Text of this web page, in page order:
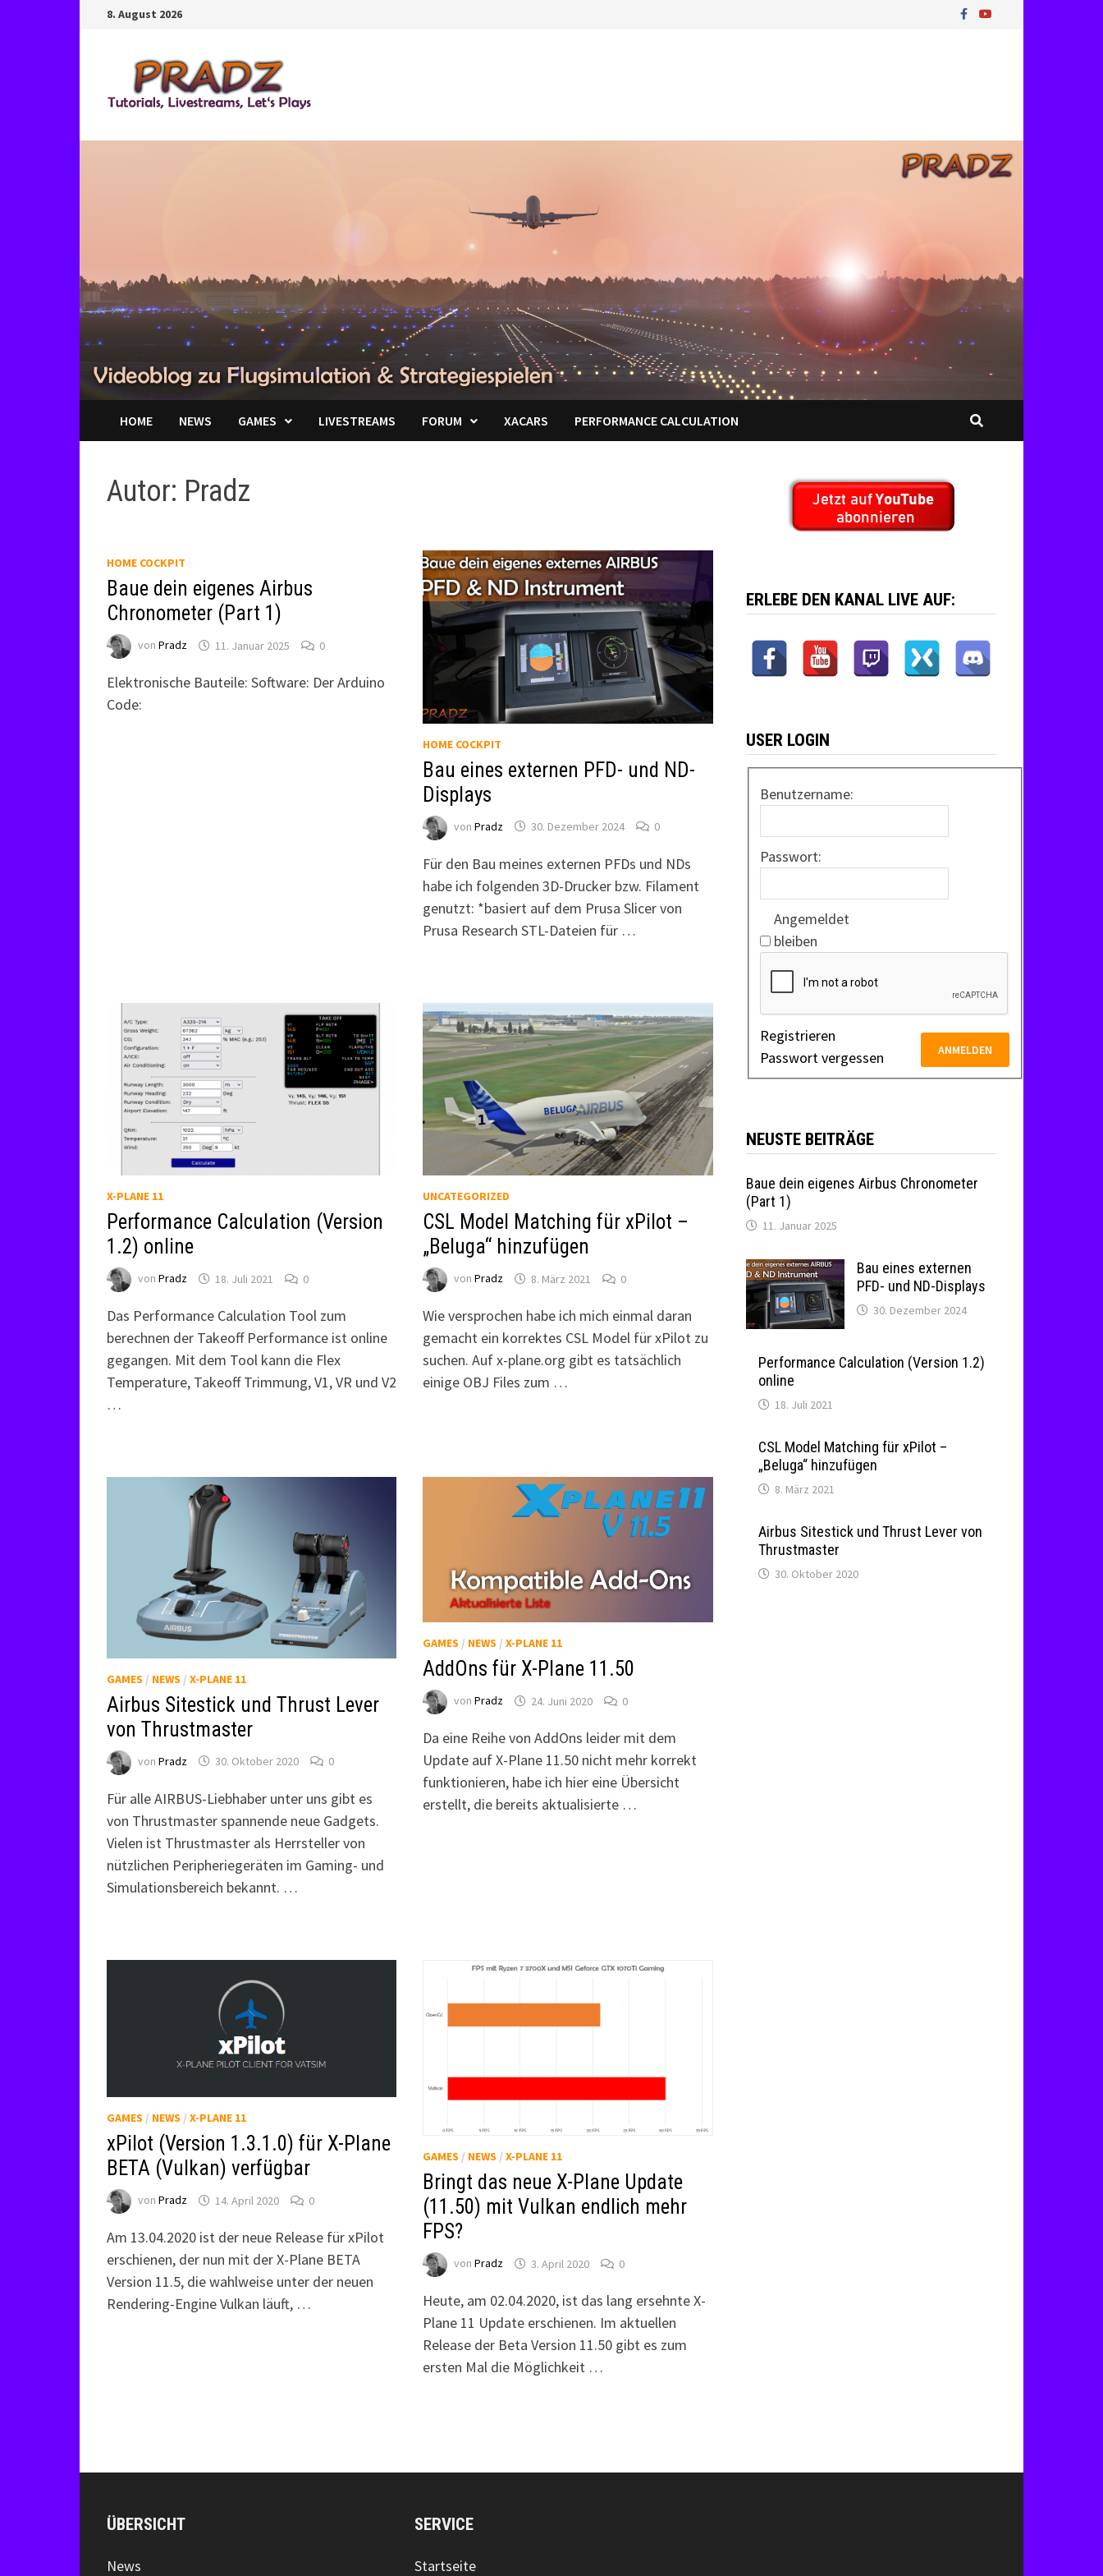
8. August 2026
HOME NEWS GAMES LIVESTREAMS FORUM XACARS PERFORMANCE CALCULATION
Autor: Pradz
HOME COCKPIT
Baue dein eigenes Airbus
Chronometer (Part 1)
von Pradz 11. Januar 2025 0
Elektronische Bauteile: Software: Der Arduino
Code:
HOME COCKPIT
Bau eines externen PFD- und ND-
Displays
vonPradz 30. Dezember 2024 0
Für den Bau meines externen PFDs und NDs
habe ich folgenden 3D-Drucker bzw. Filament
genutzt: *basiert auf dem Prusa Slicer von
Prusa Research STL-Dateien für …
X-PLANE 11
Performance Calculation (Version
1.2) online
von Pradz 18. Juli 2021 0
Das Performance Calculation Tool zum
berechnen der Takeoff Performance ist online
gegangen. Mit dem Tool kann die Flex
Temperature, Takeoff Trimmung, V1, VR und V2
…
UNCATEGORIZED
CSL Model Matching für xPilot –
„Beluga“ hinzufügen
vonPradz 8. März 2021 0
Wie versprochen habe ich mich einmal daran
gemacht ein korrektes CSL Model für xPilot zu
suchen. Auf x-plane.org gibt es tatsächlich
einige OBJ Files zum …
GAMES / NEWS / X-PLANE 11
Airbus Sitestick und Thrust Lever
von Thrustmaster
von Pradz 30. Oktober 2020 0
Für alle AIRBUS-Liebhaber unter uns gibt es
von Thrustmaster spannende neue Gadgets.
Vielen ist Thrustmaster als Herrsteller von
nützlichen Peripheriegeräten im Gaming- und
Simulationsbereich bekannt. …
GAMES / NEWS /X-PLANE 11
AddOns für X-Plane 11.50
vonPradz 24. Juni 2020 0
Da eine Reihe von AddOns leider mit dem
Update auf X-Plane 11.50 nicht mehr korrekt
funktionieren, habe ich hier eine Übersicht
erstellt, die bereits aktualisierte …
GAMES / NEWS / X-PLANE 11
xPilot (Version 1.3.1.0) für X-Plane
BETA (Vulkan) verfügbar
von Pradz 14. April 2020 0
Am 13.04.2020 ist der neue Release für xPilot
erschienen, der nun mit der X-Plane BETA
Version 11.5, die wahlweise unter der neuen
Rendering-Engine Vulkan läuft, …
GAMES / NEWS /X-PLANE 11
Bringt das neue X-Plane Update
(11.50) mit Vulkan endlich mehr
FPS?
vonPradz 3. April 2020 0
Heute, am 02.04.2020, ist das lang ersehnte X-
Plane 11 Update erschienen. Im aktuellen
Release der Beta Version 11.50 gibt es zum
ersten Mal die Möglichkeit …
ERLEBE DEN KANAL LIVE AUF:
USER LOGIN
Benutzername:
Passwort:
Angemeldet
bleiben
ANMELDEN
Registrieren
Passwort vergessen
NEUSTE BEITRÄGE
Baue dein eigenes Airbus Chronometer
(Part 1)
11. Januar 2025
Bau eines externen
PFD- und ND-Displays
30. Dezember 2024
Performance Calculation (Version 1.2)
online
18. Juli 2021
CSL Model Matching für xPilot –
„Beluga“ hinzufügen
8. März 2021
Airbus Sitestick und Thrust Lever von
Thrustmaster
30. Oktober 2020
ÜBERSICHT
News
SERVICE
Startseite